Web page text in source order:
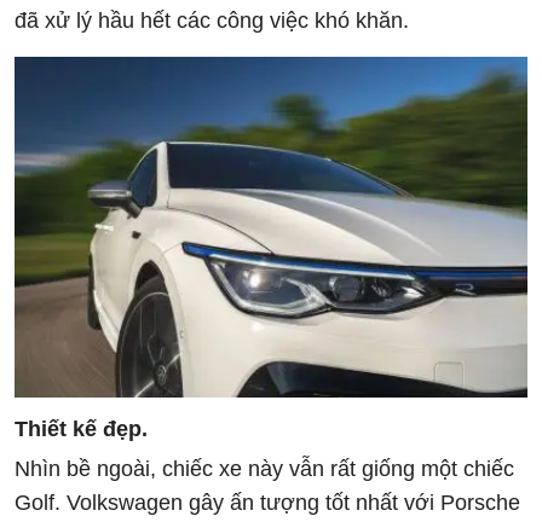
đã xử lý hầu hết các công việc khó khăn.
Thiết kế đẹp.
Nhìn bề ngoài, chiếc xe này vẫn rất giống một chiếc
Golf. Volkswagen gây ấn tượng tốt nhất với Porsche